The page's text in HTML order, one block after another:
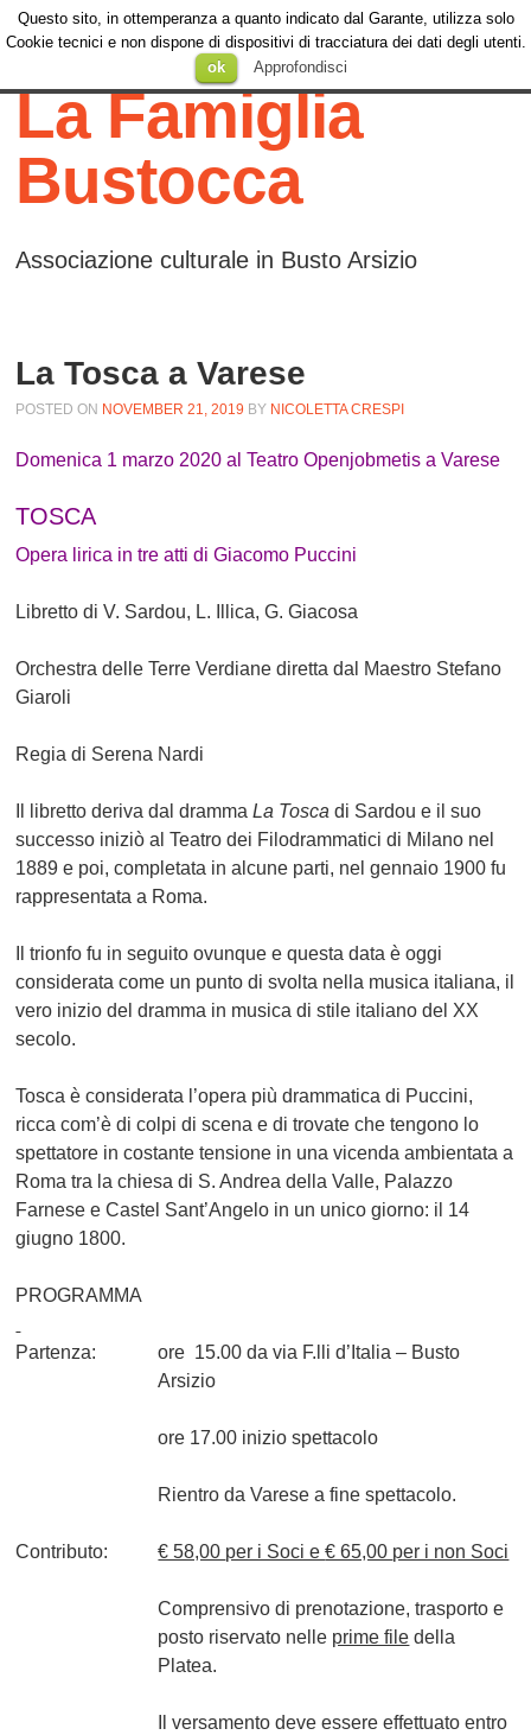
Menu
SKIP TO
Menu
La Famiglia
Bustocca
Associazione culturale in Busto Arsizio
La Tosca a Varese
POSTED ON NOVEMBER 21, 2019 BY NICOLETTA CRESPI
Domenica 1 marzo 2020 al Teatro Openjobmetis a Varese
TOSCA
Opera lirica in tre atti di Giacomo Puccini
Libretto di V. Sardou, L. Illica, G. Giacosa
Orchestra delle Terre Verdiane diretta dal Maestro Stefano
Giaroli
Regia di Serena Nardi
Il libretto deriva dal drammaLa Tosca di Sardou e il suo
successo iniziò al Teatro dei Filodrammatici di Milano nel
1889 e poi, completata in alcune parti, nel gennaio 1900 fu
rappresentata a Roma.
Il trionfo fu in seguito ovunque e questa data è oggi
considerata come un punto di svolta nella musica italiana, il
vero inizio del dramma in musica di stile italiano del XX
secolo.
Tosca è considerata l’opera più drammatica di Puccini,
ricca com’è di colpi di scena e di trovate che tengono lo
spettatore in costante tensione in una vicenda ambientata a
Roma tra la chiesa di S. Andrea della Valle, Palazzo
Farnese e Castel Sant’Angelo in un unico giorno: il 14
giugno 1800.
PROGRAMMA
Partenza: ore 15.00da via F.lli d’Italia – Busto
Arsizio
ore 17.00 inizio spettacolo
Rientro da Varese a fine spettacolo.
Contributo: € 58,00 per i Soci e€ 65,00 per i non Soci
Comprensivo di prenotazione, trasporto e
posto riservato nelle prime file della
Platea.
Il versamento deve essere effettuato entro
Questo sito, in ottemperanza a quanto indicato dal Garante, utilizza solo
Cookie tecnici e non dispone di dispositivi di tracciatura dei dati degli utenti.
ok
Approfondisci